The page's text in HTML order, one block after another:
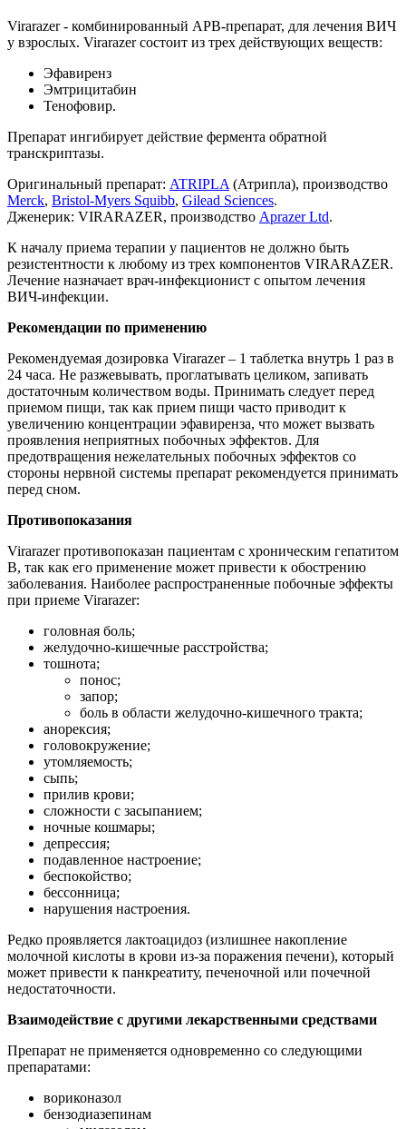
Virarazer - комбинированный АРВ-препарат, для лечения ВИЧ
у взрослых. Virarazer состоит из трех действующих веществ:
Эфавиренз
Эмтрицитабин
Тенофовир.
Препарат ингибирует действие фермента обратной
транскриптазы.
Оригинальный препарат: ATRIPLA (Атрипла), производство
Merck, Bristol-Myers Squibb, Gilead Sciences.
Дженерик: VIRARAZER, производство Aprazer Ltd.
К началу приема терапии у пациентов не должно быть
резистентности к любому из трех компонентов VIRARAZER.
Лечение назначает врач-инфекционист с опытом лечения
ВИЧ-инфекции.
Рекомендации по применению
Рекомендуемая дозировка Virarazer – 1 таблетка внутрь 1 раз в
24 часа. Не разжевывать, проглатывать целиком, запивать
достаточным количеством воды. Принимать следует перед
приемом пищи, так как прием пищи часто приводит к
увеличению концентрации эфавиренза, что может вызвать
проявления неприятных побочных эффектов. Для
предотвращения нежелательных побочных эффектов со
стороны нервной системы препарат рекомендуется принимать
перед сном.
Противопоказания
Virarazer противопоказан пациентам с хроническим гепатитом
В, так как его применение может привести к обострению
заболевания. Наиболее распространенные побочные эффекты
при приеме Virarazer:
головная боль;
желудочно-кишечные расстройства;
тошнота;
понос;
запор;
боль в области желудочно-кишечного тракта;
анорексия;
головокружение;
утомляемость;
сыпь;
прилив крови;
сложности с засыпанием;
ночные кошмары;
депрессия;
подавленное настроение;
беспокойство;
бессонница;
нарушения настроения.
Редко проявляется лактоацидоз (излишнее накопление
молочной кислоты в крови из-за поражения печени), который
может привести к панкреатиту, печеночной или почечной
недостаточности.
Взаимодействие с другими лекарственными средствами
Препарат не применяется одновременно со следующими
препаратами:
вориконазол
бензодиазепинам